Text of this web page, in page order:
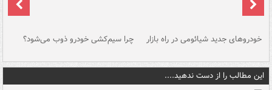
خودروهای جدید شیائومی در راه بازار چرا سیم‌کشی خودرو ذوب می‌شود؟
این مطالب را از دست ندهید....